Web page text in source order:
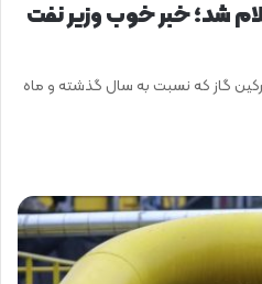
شد؛ خبر خوب وزیر نفت
گاز که نسبت به سال گذشته و ماه